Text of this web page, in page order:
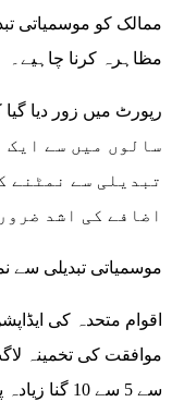
ممالک کو موسمیاتی
مظاہرہ کرنا چاہیے۔
سالوں میں سے ایک
تبدیلی سے نمٹنے
اضافے کی اشد
موسمیاتی تبدیلی سے
اقوام متحدہ کی
موافقت کی تخمینہ
سے 5 سے 10